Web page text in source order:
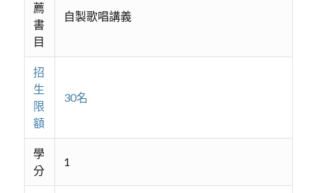
薦
書
目
自製歌唱講義
招
生
限
額
30名
學
分
1